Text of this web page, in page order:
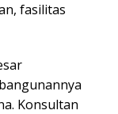
fasilitas
Konsultan